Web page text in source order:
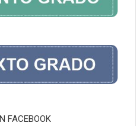
FACEBOOK